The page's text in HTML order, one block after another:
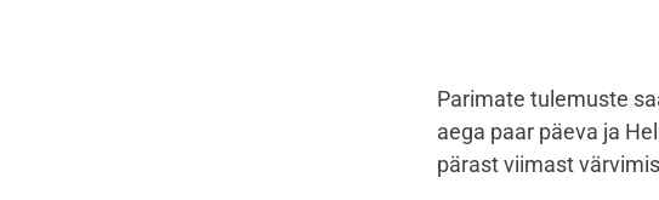
Parimate tulemuste
aega paar päeva ja
pärast viimast